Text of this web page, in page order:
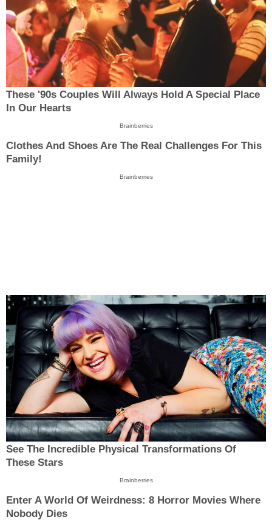
These '90s Couples Will Always Hold A Special Place
In Our Hearts
Brainberries
Clothes And Shoes Are The Real Challenges For This
Family!
Brainberries
See The Incredible Physical Transformations Of
These Stars
Brainberries
Enter A World Of Weirdness: 8 Horror Movies Where
Nobody Dies